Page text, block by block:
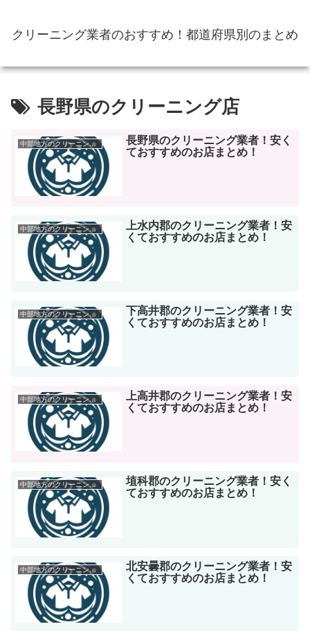
クリーニング業者のおすすめ！都道府県別のまとめ
長野県のクリーニング店
中部地方のクリーニング店
長野県のクリーニング業者！安く
ておすすめのお店まとめ！
中部地方のクリーニング店
上水内郡のクリーニング業者！安
くておすすめのお店まとめ！
中部地方のクリーニング店
下高井郡のクリーニング業者！安
くておすすめのお店まとめ！
中部地方のクリーニング店
上高井郡のクリーニング業者！安
くておすすめのお店まとめ！
中部地方のクリーニング店
埴科郡のクリーニング業者！安く
ておすすめのお店まとめ！
中部地方のクリーニング店
北安曇郡のクリーニング業者！安
くておすすめのお店まとめ！